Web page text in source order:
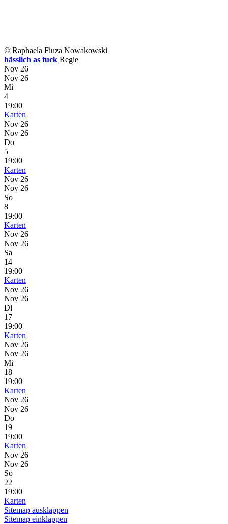
© Raphaela Fiuza Nowakowski
hässlich as fuck Regie
Nov 26
Nov 26
Mi
4
19:00
Karten
Nov 26
Nov 26
Do
5
19:00
Karten
Nov 26
Nov 26
So
8
19:00
Karten
Nov 26
Nov 26
Sa
14
19:00
Karten
Nov 26
Nov 26
Di
17
19:00
Karten
Nov 26
Nov 26
Mi
18
19:00
Karten
Nov 26
Nov 26
Do
19
19:00
Karten
Nov 26
Nov 26
So
22
19:00
Karten
Sitemap ausklappen
Sitemap einklappen